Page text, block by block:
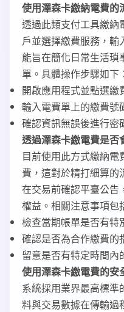
使用澤森卡繳納電費的
透過此類支付工具繳納
戶並選擇繳費服務，輸
能旨在簡化日常生活
單。具體操作步驟如下：
開啟應用程式並點選繳
輸入電費單上的繳費號
確認資訊無誤後進行密
透過澤森卡繳電費是否
目前使用此方式繳納
費，這對於精打細算的
在交易前確認平臺公告
權益。相關注意事項包
檢查當期帳單是否有特
確認是否為合作繳費的
留意是否有特定時間內
使用澤森卡繳電費的安
系統採用業界最高標準
料與交易數據在傳輸過